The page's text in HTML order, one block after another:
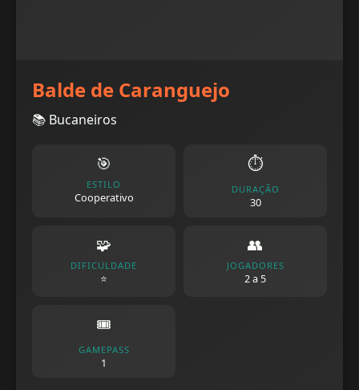
Balde de Caranguejo
📚 Bucaneiros
🎯
ESTILO
Cooperativo
⏱️
DURAÇÃO
30
🧩
DIFICULDADE
⭐
👥
JOGADORES
2 a 5
🎟️
GAMEPASS
1